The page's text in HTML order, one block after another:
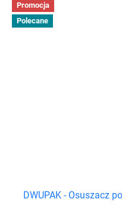
Promocja
Polecane
DWUPAK - Osuszacz